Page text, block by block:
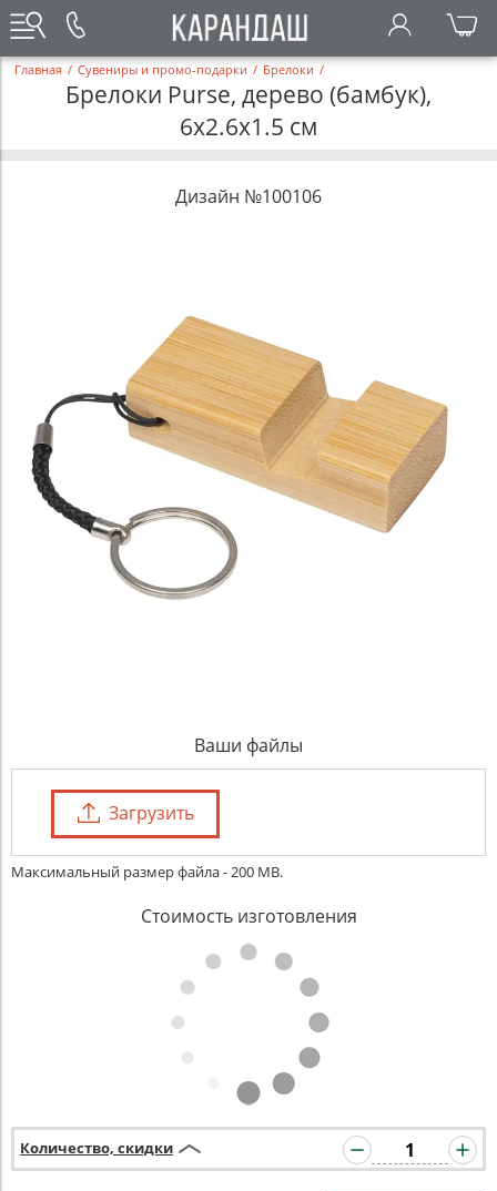
Главная / Сувениры и промо-подарки / Брелоки /
Брелоки Purse, дерево (бамбук),
6х2.6х1.5 см
Дизайн №100106
Ваши файлы
Загрузить
Максимальный размер файла - 200 MB.
Стоимость изготовления
Количество, скидки